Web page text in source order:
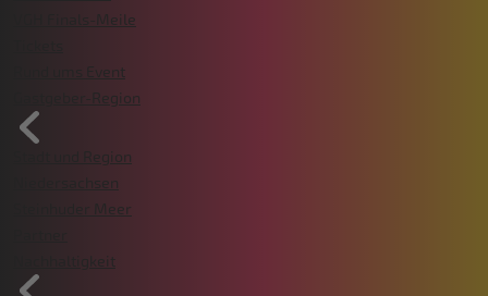
VGH Finals-Meile
Rund ums Event
Gastgeber-Region
Stadt und Region
Niedersachsen
Steinhuder Meer
Nachhaltigkeit